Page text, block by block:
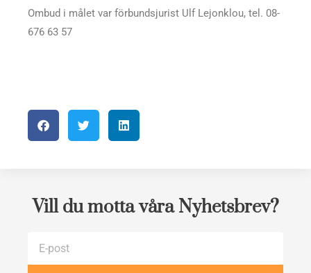
Ombud i målet var förbundsjurist Ulf Lejonklou, tel. 08-
676 63 57
Vill du motta våra Nyhetsbrev?
post